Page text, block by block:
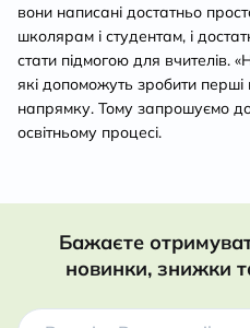
вони написані достатньо
школярам і студентам, і
стати підмогою для вчителів.
які допоможуть зробити
напрямку. Тому запрошуємо до
освітньому процесі.
Бажаєте
новинки, знижки